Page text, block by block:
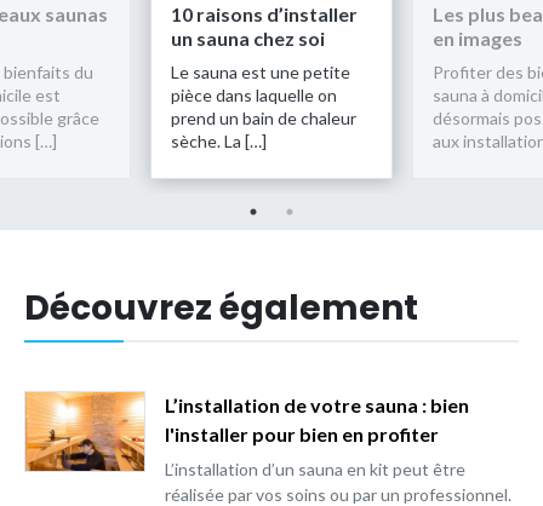
saunas
du
est
grâce
[…]
10 raisons d’installer
un sauna chez soi
Le sauna est une petite
pièce dans laquelle on
prend un bain de chaleur
sèche. La […]
Les plus
en images
Profiter des
sauna à
désormais
aux
Découvrez également
L’installation de votre sauna : bien
l'installer pour bien en profiter
L’installation d’un sauna en kit peut être
réalisée par vos soins ou par un professionnel.